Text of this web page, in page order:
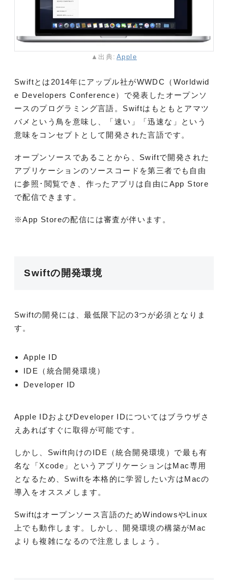
▲出典: Apple
Swiftとは2014年にアップル社がWWDC（Worldwid
e Developers Conference）で発表したオープンソ
ースのプログラミング言語。Swiftはもともとアマツ
バメという鳥を意味し、「速い」「迅速な」という
意味をコンセプトとして開発された言語です。
オープンソースであることから、Swiftで開発された
アプリケーションのソースコードを第三者でも自由
に参照･閲覧でき、作ったアプリは自由にApp Store
で配信できます。
※App Storeの配信には審査が伴います。
Swiftの開発環境
Swiftの開発には、最低限下記の3つが必須となりま
す。
Apple ID
IDE（統合開発環境）
Developer ID
Apple IDおよびDeveloper IDについてはブラウザさ
えあればすぐに取得が可能です。
しかし、Swift向けのIDE（統合開発環境）で最も有
名な「Xcode」というアプリケーションはMac専用
となるため、Swiftを本格的に学習したい方はMacの
導入をオススメします。
Swiftはオープンソース言語のためWindowsやLinux
上でも動作します。しかし、開発環境の構築がMac
よりも複雑になるので注意しましょう。